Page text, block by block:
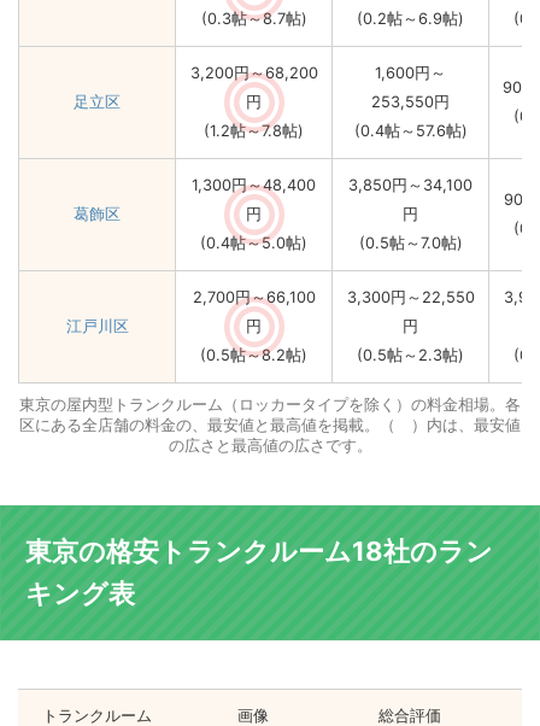
(0.3帖～8.7帖)
(0.2帖～6.9帖)
足立区
3,200円～68,200
円
(1.2帖～7.8帖)
1,600円～
253,550円
(0.4帖～57.6帖)
900
葛飾区
1,300円～48,400
円
(0.4帖～5.0帖)
3,850円～34,100
円
(0.5帖～7.0帖)
900
江戸川区
2,700円～66,100
円
(0.5帖～8.2帖)
3,300円～22,550
円
(0.5帖～2.3帖)
東京の屋内型トランクルーム（ロッカータイプを除く）の料金相場。各
区にある全店舗の料金の、最安値と最高値を掲載。（ ）内は、最安値
の広さと最高値の広さです。
東京の格安トランクルーム18社のラン
キング表
トランクルーム 画像 総合評価